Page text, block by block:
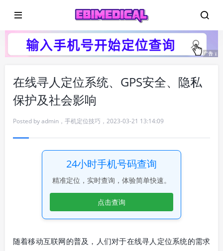
在线寻人定位系统、GPS安全、隐私
保护及社会影响
Posted byadmin ， 手机定位技巧 ， 2023-03-21 13:14:09
24小时手机号码查询
精准定位，实时查询，体验简单快速。
点击查询
随着移动互联网的普及，人们对于在线寻人定位系统的需求